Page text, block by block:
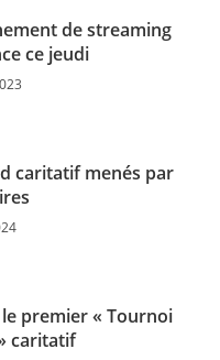
de streaming
ce jeudi
caritatif menés par
premier « Tournoi
caritatif